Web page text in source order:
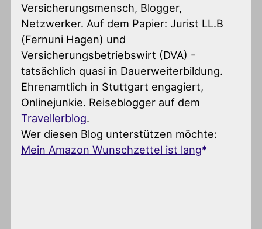
Versicherungsmensch, Blogger,
Netzwerker. Auf dem Papier: Jurist LL.B
(Fernuni Hagen) und
Versicherungsbetriebswirt (DVA) -
tatsächlich quasi in Dauerweiterbildung.
Ehrenamtlich in Stuttgart engagiert,
Onlinejunkie. Reiseblogger auf dem
Travellerblog.
Wer diesen Blog unterstützen möchte:
Mein Amazon Wunschzettel ist lang